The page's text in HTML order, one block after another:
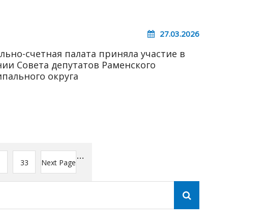
27.03.2026
счетная палата приняла участие в
Совета депутатов Раменского
округа
…
Page
33 Next Page